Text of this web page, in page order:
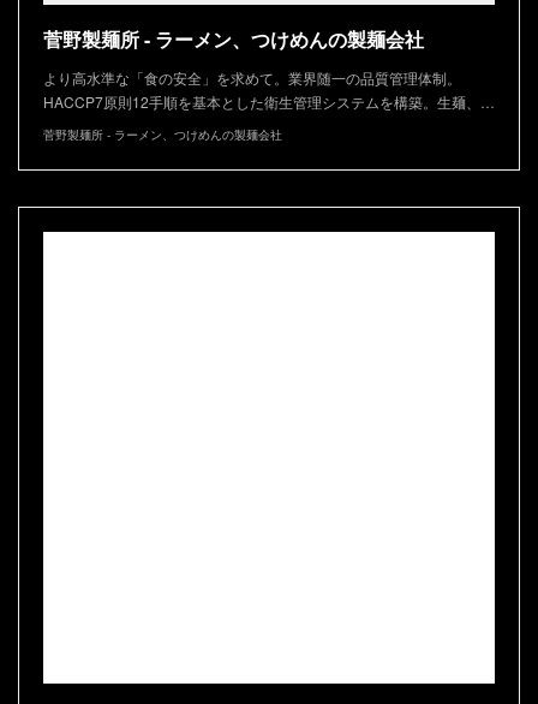
菅野製麺所 - ラーメン、つけめんの製麺会社
より高水準な「食の安全」を求めて。業界随一の品質管理体制。
HACCP7原則12手順を基本とした衛生管理システムを構築。生麺、…
菅野製麺所 - ラーメン、つけめんの製麺会社